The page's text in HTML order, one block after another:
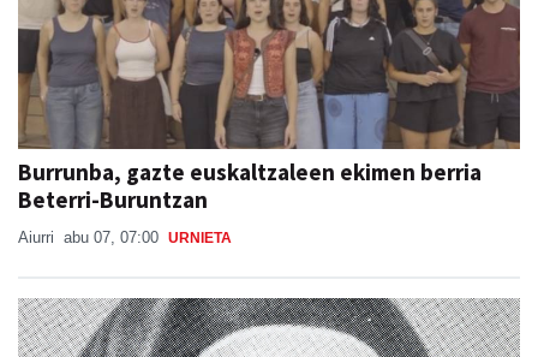
Burrunba, gazte euskaltzaleen ekimen berria
Beterri-Buruntzan
Aiurri abu 07, 07:00 URNIETA